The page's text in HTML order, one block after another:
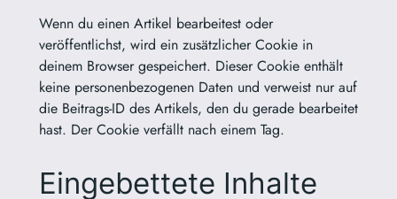
Wenn du einen Artikel bearbeitest oder
veröffentlichst, wird ein zusätzlicher Cookie in
deinem Browser gespeichert. Dieser Cookie enthält
keine personenbezogenen Daten und verweist nur auf
die Beitrags-ID des Artikels, den du gerade bearbeitet
hast. Der Cookie verfällt nach einem Tag.
Eingebettete Inhalte